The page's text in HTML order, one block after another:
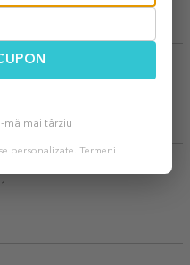
mă mai târziu
personalizate. Termeni